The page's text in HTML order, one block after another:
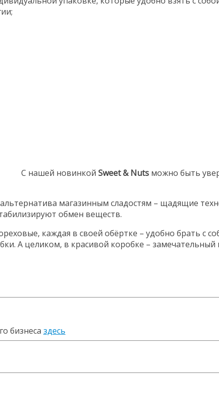
С нашей новинкой Sweet & Nuts можно быть
магазинным сладостям – щадящие
обмен веществ.
каждая в своей обёртке – удобно брать с
А целиком, в красивой коробке – замечательный
бизнеса здесь